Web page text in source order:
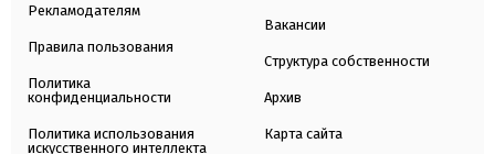
Рекламодателям
Правила пользования
Политика
конфиденциальности
Политика использования
искусственного интеллекта
Вакансии
Структура собственности
Архив
Карта сайта